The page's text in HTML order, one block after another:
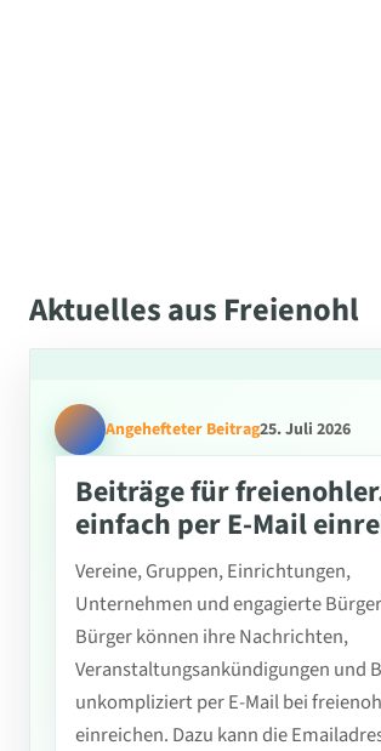
Aktuelles aus Freienohl
Angehefteter Beitrag25. Juli 2026
Beiträge für
einfach per E-Mail
Vereine, Gruppen, Einrichtungen,
Unternehmen und engagierte
Bürger können ihre Nachrichten,
Veranstaltungsankündigungen und
unkompliziert per E-Mail bei
einreichen. Dazu kann die